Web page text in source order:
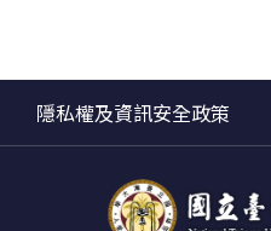
隱私權及資訊安全政策